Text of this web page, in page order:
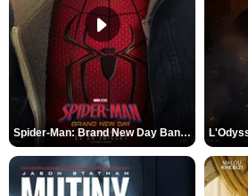
Spider-Man: Brand New Day Bande-annonce VO STFR